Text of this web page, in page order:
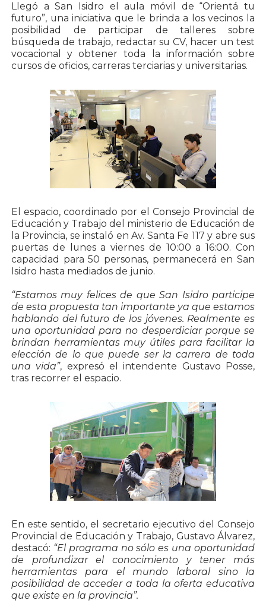
Llegó a San Isidro el aula móvil de “Orientá tu
futuro”, una iniciativa que le brinda a los vecinos la
posibilidad de participar de talleres sobre
búsqueda de trabajo, redactar su CV, hacer un test
vocacional y obtener toda la información sobre
cursos de oficios, carreras terciarias y universitarias.
El espacio, coordinado por el Consejo Provincial de
Educación y Trabajo del ministerio de Educación de
la Provincia, se instaló en Av. Santa Fe 117 y abre sus
puertas de lunes a viernes de 10:00 a 16:00. Con
capacidad para 50 personas, permanecerá en San
Isidro hasta mediados de junio.
“Estamos muy felices de que San Isidro participe
de esta propuesta tan importante ya que estamos
hablando del futuro de los jóvenes. Realmente es
una oportunidad para no desperdiciar porque se
brindan herramientas muy útiles para facilitar la
elección de lo que puede ser la carrera de toda
una vida”, expresó el intendente Gustavo Posse,
tras recorrer el espacio.
En este sentido, el secretario ejecutivo del Consejo
Provincial de Educación y Trabajo, Gustavo Álvarez,
destacó: “El programa no sólo es una oportunidad
de profundizar el conocimiento y tener más
herramientas para el mundo laboral sino la
posibilidad de acceder a toda la oferta educativa
que existe en la provincia”.